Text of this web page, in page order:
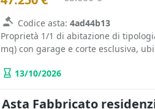
Codice asta: 4ad44b13
Proprietà 1/1 di abitazione di
mq) con garage e corte esclusiva,
13/10/2026